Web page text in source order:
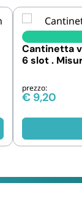
Cantinetta
6 slot .
prezzo:
€ 9,20